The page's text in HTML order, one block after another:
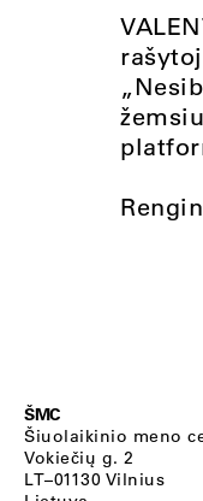
ŠMC
Šiuolaikinio meno
Vokiečių g. 2
LT–01130 Vilnius